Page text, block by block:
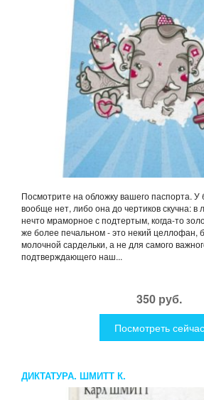
Посмотрите на обложку вашего паспорта.
вообще нет, либо она до чертиков скучна: в
нечто мраморное с подтертым, когда-то
же более печальном - это некий целлофан,
молочной сардельки, а не для самого
подтверждающего наш...
350 руб.
Посмотреть сейчас
ДИКТАТУРА. ШМИТТ К.